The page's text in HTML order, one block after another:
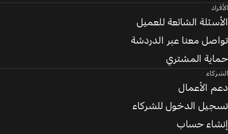
الأفراد
الأسئلة الشائعة للعميل
تواصل معنا عبر الدردشة
حماية المشتري
الشركاء
دعم الأعمال
تسجيل الدخول للشركاء
إنشاء حساب